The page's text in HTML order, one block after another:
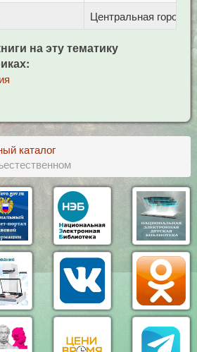
Центральная
на эту тематику
каталог